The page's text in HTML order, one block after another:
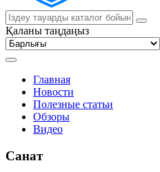
Қаланы таңдаңыз
Главная
Новости
Полезные статьи
Обзоры
Видео
Санат